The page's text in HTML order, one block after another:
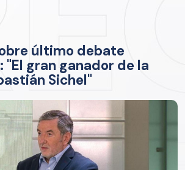
último debate
gran ganador de la
Sichel"